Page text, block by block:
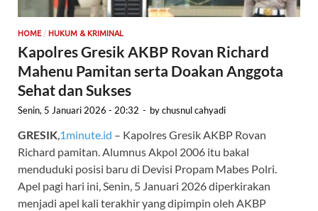
HOME/ HUKUM & KRIMINAL
Kapolres Gresik AKBP Rovan Richard
Mahenu Pamitan serta Doakan Anggota
Sehat dan Sukses
Senin, 5 Januari 2026 - 20:32 - bychusnul cahyadi
GRESIK,1minute.id – Kapolres Gresik AKBP Rovan
Richard pamitan. Alumnus Akpol 2006 itu bakal
menduduki posisi baru di Devisi Propam Mabes Polri.
Apel pagi hari ini, Senin, 5 Januari 2026 diperkirakan
menjadi apel kali terakhir yang dipimpin oleh AKBP